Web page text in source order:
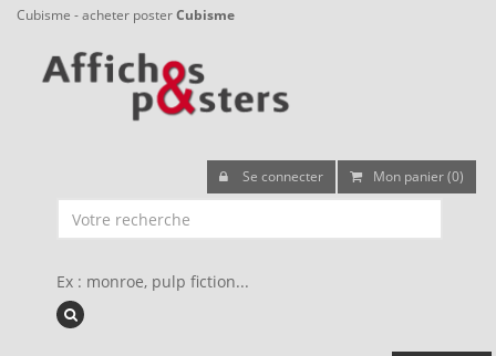
Cubisme - acheter posterCubisme
Se connecter Mon panier (0)
Ex : monroe, pulp fiction...